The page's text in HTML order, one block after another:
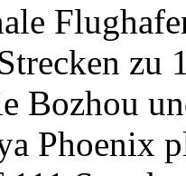
zu
Bozhou
Phoenix